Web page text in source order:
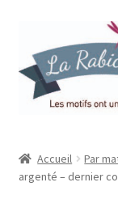
la
navigation
contenu
Contact
Accueil Par
argenté – dernier